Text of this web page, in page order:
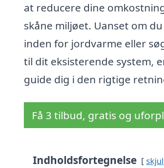
at reducere dine
skåne miljøet. Uanset om
inden for jordvarme eller
til dit eksisterende system,
guide dig i den rigtige
Få 3 tilbud, gratis og
Indholdsfortegnelse skjul